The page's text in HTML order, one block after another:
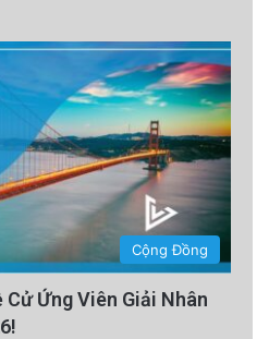
Cộng Đồng
Cử Ứng Viên Giải Nhân